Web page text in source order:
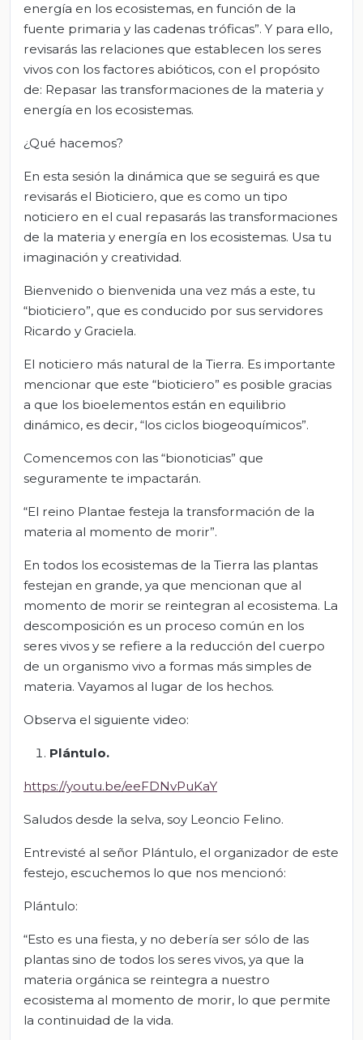
energía en los ecosistemas, en función de la
fuente primaria y las cadenas tróficas”. Y para ello,
revisarás las relaciones que establecen los seres
vivos con los factores abióticos, con el propósito
de: Repasar las transformaciones de la materia y
energía en los ecosistemas.
¿Qué hacemos?
En esta sesión la dinámica que se seguirá es que
revisarás el Bioticiero, que es como un tipo
noticiero en el cual repasarás las transformaciones
de la materia y energía en los ecosistemas. Usa tu
imaginación y creatividad.
Bienvenido o bienvenida una vez más a este, tu
“bioticiero”, que es conducido por sus servidores
Ricardo y Graciela.
El noticiero más natural de la Tierra. Es importante
mencionar que este “bioticiero” es posible gracias
a que los bioelementos están en equilibrio
dinámico, es decir, “los ciclos biogeoquímicos”.
Comencemos con las “bionoticias” que
seguramente te impactarán.
“El reino Plantae festeja la transformación de la
materia al momento de morir”.
En todos los ecosistemas de la Tierra las plantas
festejan en grande, ya que mencionan que al
momento de morir se reintegran al ecosistema. La
descomposición es un proceso común en los
seres vivos y se refiere a la reducción del cuerpo
de un organismo vivo a formas más simples de
materia. Vayamos al lugar de los hechos.
Observa el siguiente video:
Plántulo.
https://youtu.be/eeFDNvPuKaY
Saludos desde la selva, soy Leoncio Felino.
Entrevisté al señor Plántulo, el organizador de este
festejo, escuchemos lo que nos mencionó:
Plántulo:
“Esto es una fiesta, y no debería ser sólo de las
plantas sino de todos los seres vivos, ya que la
materia orgánica se reintegra a nuestro
ecosistema al momento de morir, lo que permite
la continuidad de la vida.